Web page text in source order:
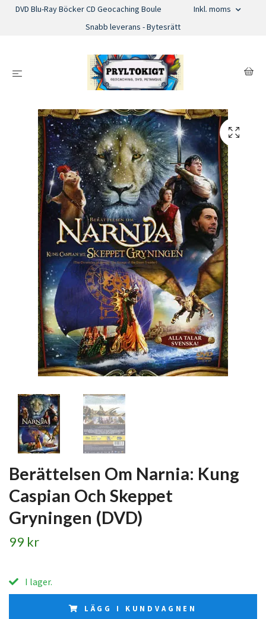
DVD Blu-Ray Böcker CD Geocaching Boule
Inkl. moms
Snabb leverans - Bytesrätt
Berättelsen Om Narnia: Kung
Caspian Och Skeppet
Gryningen (DVD)
99 kr
I lager.
LÄGG I KUNDVAGNEN